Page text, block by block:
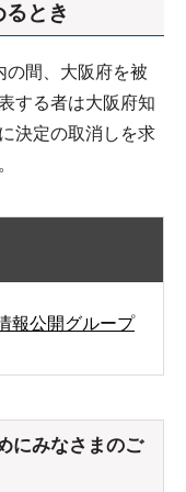
とき
の間、大阪府を被
する者は大阪府知
決定の取消しを求
報公開グループ
にみなさまのご